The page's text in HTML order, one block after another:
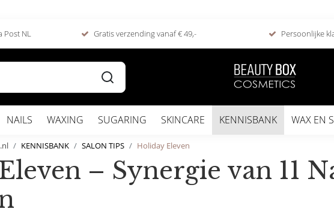
Post NL Gratis verzending vanaf € 49,- Persoonlijke
NAILS WAXING SUGARING SKINCARE KENNISBANK WAX EN
KENNISBANK SALON TIPS Holiday Eleven
– Synergie van 11